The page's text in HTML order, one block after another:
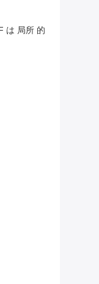
は 局所 的